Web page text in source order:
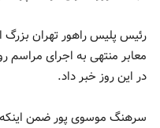
معابر منتهی به اجرای
در این روز خبر داد.
سرهنگ موسوی پور ضمن اینکه